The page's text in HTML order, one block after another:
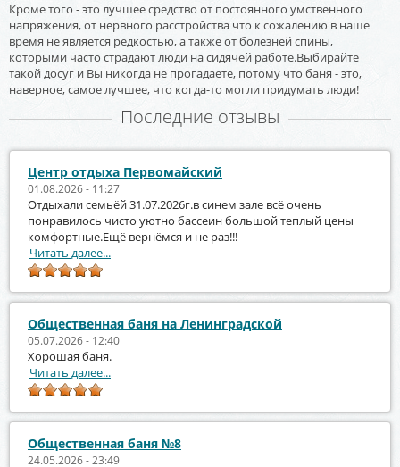
Кроме того - это лучшее средство от постоянного умственного
напряжения, от нервного расстройства что к сожалению в наше
время не является редкостью, а также от болезней спины,
которыми часто страдают люди на сидячей работе.Выбирайте
такой досуг и Вы никогда не прогадаете, потому что баня - это,
наверное, самое лучшее, что когда-то могли придумать люди!
Последние отзывы
Центр отдыха Первомайский
01.08.2026 - 11:27
Отдыхали семьёй 31.07.2026г.в синем зале всё очень
понравилось чисто уютно бассеин большой теплый цены
комфортные.Ещё вернёмся и не раз!!!
Читать далее...
Общественная баня на Ленинградской
05.07.2026 - 12:40
Хорошая баня.
Читать далее...
Общественная баня №8
24.05.2026 - 23:49